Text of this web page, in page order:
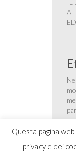
Questa pagina
privacy e dei
A